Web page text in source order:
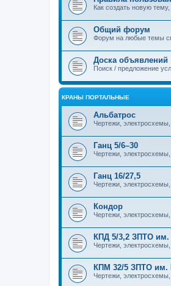
Как создать новую
Общий форум
Форум на любые темы
Доска объявлений
Поиск / предложение
КРАНЫ ПОРТАЛЬНЫЕ
Альбатрос
Чертежи, электросхемы,
Ганц 5/6–30
Чертежи, электросхемы,
Ганц 16/27,5
Чертежи, электросхемы,
Кондор
Чертежи, электросхемы,
КПД 5/3,2 ЗПТО им.
Чертежи, электросхемы,
КПМ 32/5 ЗПТО им.
Чертежи, электросхемы,